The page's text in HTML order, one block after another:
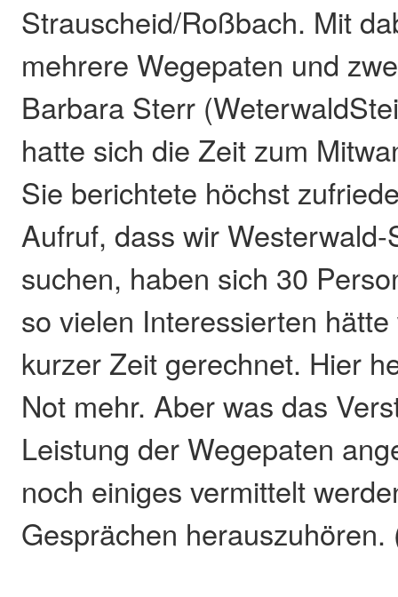
Strauscheid/Roßbach. Mit
mehrere Wegepaten und
Barbara Sterr
hatte sich die Zeit zum
Sie berichtete höchst
Aufruf, dass wir
suchen, haben sich 30
so vielen Interessierten
kurzer Zeit gerechnet. Hier
Not mehr. Aber was das
Leistung der Wegepaten
noch einiges vermittelt
Gesprächen